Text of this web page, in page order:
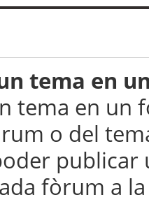
tema en
tema en un
o del
publicar
fòrum a